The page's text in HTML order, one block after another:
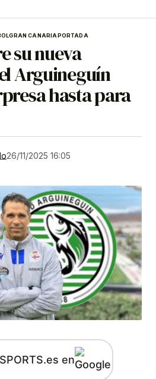
GRAN CANARIA PORTADA
su nueva
Arguineguín
hasta para
26/11/2025 16:05
en